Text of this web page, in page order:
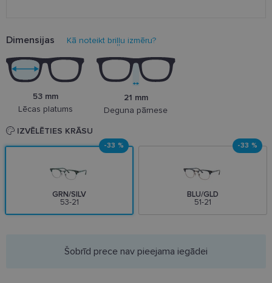
Dimensijas Kā noteikt briļļu izmēru?
53 mm
Lēcas platums
21 mm
Deguna pārnese
IZVĒLĒTIES KRĀSU
GRN/SILV
53-21
-33 %
BLU/GLD
51-21
-33 %
Šobrīd prece nav pieejama iegādei